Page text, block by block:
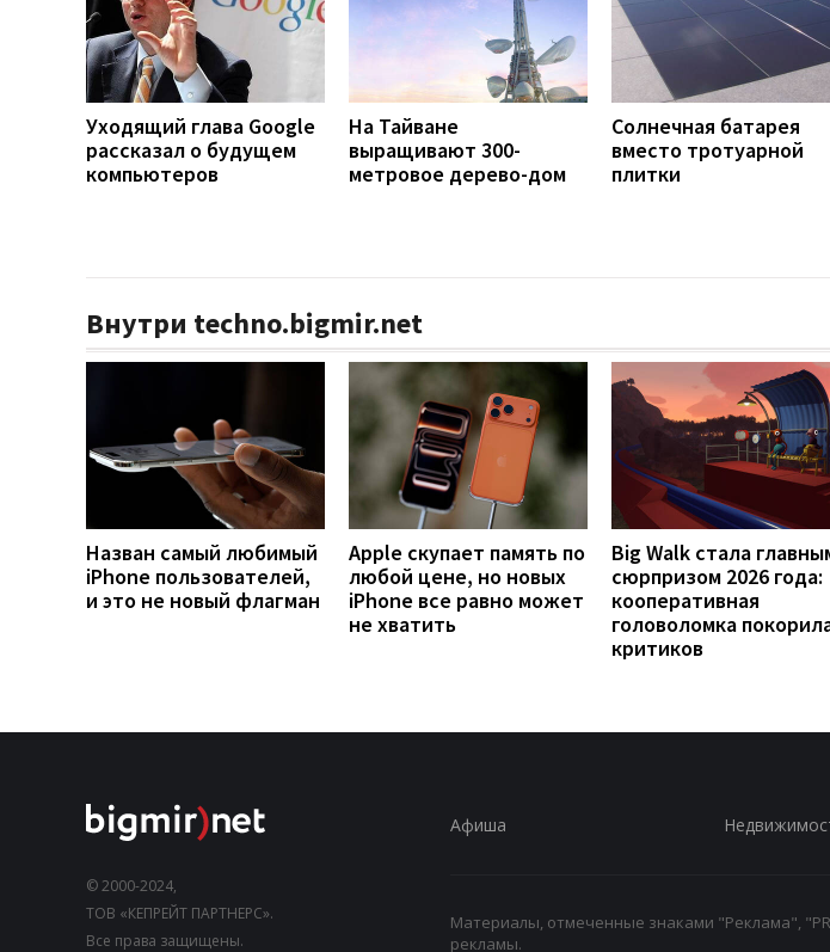
Уходящий глава Google
рассказал о будущем
компьютеров
На Тайване
выращивают 300-
метровое дерево-дом
Солнечная батарея
вместо тротуарной
плитки
Внутри techno.bigmir.net
Назван самый любимый
iPhone пользователей,
и это не новый флагман
Apple скупает память по
любой цене, но новых
iPhone все равно может
не хватить
Big Walk стала
сюрпризом 2026 года:
кооперативная
головоломка
критиков
© 2000-2024,
ТОВ «КЕПРЕЙТ ПАРТНЕРС».
Все права защищены.
Афиша
Материалы, отмеченные знаками "Реклама",
рекламы.